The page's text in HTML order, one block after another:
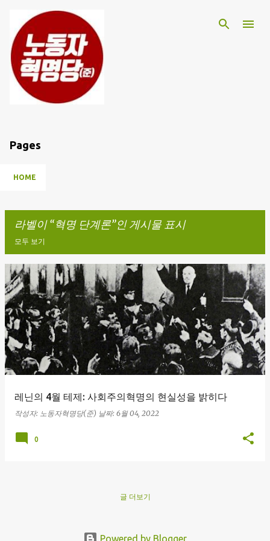
Pages
HOME
라벨이 혁명 단계론 인 게시물 표시
모두 보기
글
레닌의 4월 테제: 사회주의혁명의 현실성을 밝히다
작성자: 노동자혁명당(준) 날짜: 6월 04, 2022
0
글 더보기
Powered by Blogger